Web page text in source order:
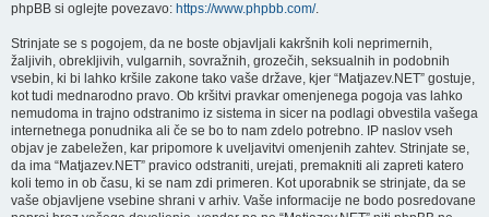
phpBB si oglejte povezavo: https://www.phpbb.com/.
Strinjate se s pogojem, da ne boste objavljali kakršnih koli neprimernih,
žaljivih, obrekljivih, vulgarnih, sovražnih, grozečih, seksualnih in podobnih
vsebin, ki bi lahko kršile zakone tako vaše države, kjer “Matjazev.NET” gostuje,
kot tudi mednarodno pravo. Ob kršitvi pravkar omenjenega pogoja vas lahko
nemudoma in trajno odstranimo iz sistema in sicer na podlagi obvestila vašega
internetnega ponudnika ali če se bo to nam zdelo potrebno. IP naslov vseh
objav je zabeležen, kar pripomore k uveljavitvi omenjenih zahtev. Strinjate se,
da ima “Matjazev.NET” pravico odstraniti, urejati, premakniti ali zapreti katero
koli temo in ob času, ki se nam zdi primeren. Kot uporabnik se strinjate, da se
vaše objavljene vsebine shrani v arhiv. Vaše informacije ne bodo posredovane